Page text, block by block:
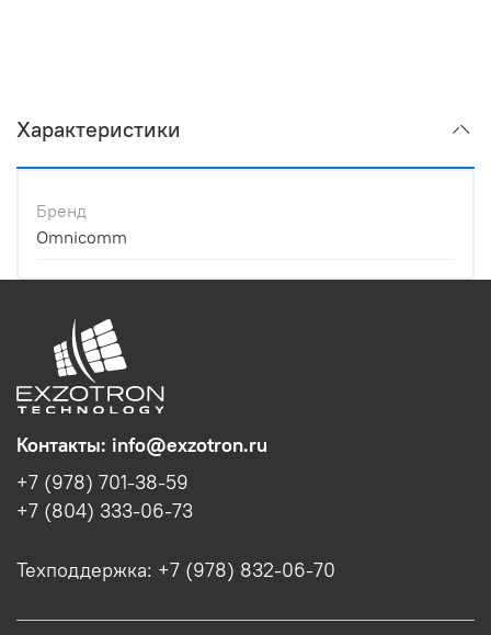
Характеристики
Бренд
Omnicomm
Контакты: info@exzotron.ru
+7 (978) 701-38-59
+7 (804) 333-06-73
Техподдержка: +7 (978) 832-06-70